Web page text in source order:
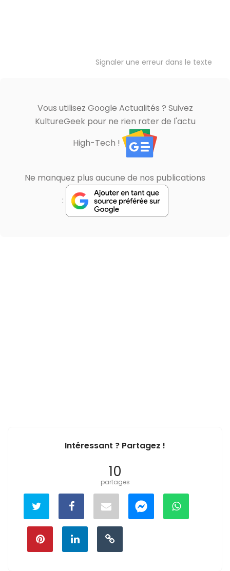
Signaler une erreur dans le texte
Vous utilisez Google Actualités ? Suivez
KultureGeek pour ne rien rater de l'actu
High-Tech !
Ne manquez plus aucune de nos publications
:
Intéressant ? Partagez !
10
partages